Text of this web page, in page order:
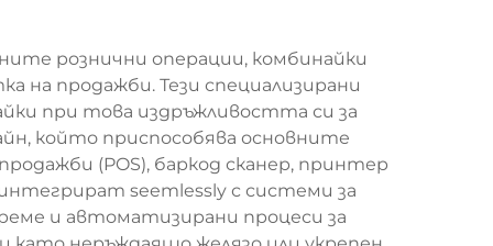
рознични операции, комбинайки
на продажби. Тези специализирани
при това издръжливостта си за
който приспособява основните
(POS), баркод сканер, принтер
seemlessly с системи за
и автоматизирани процеси за